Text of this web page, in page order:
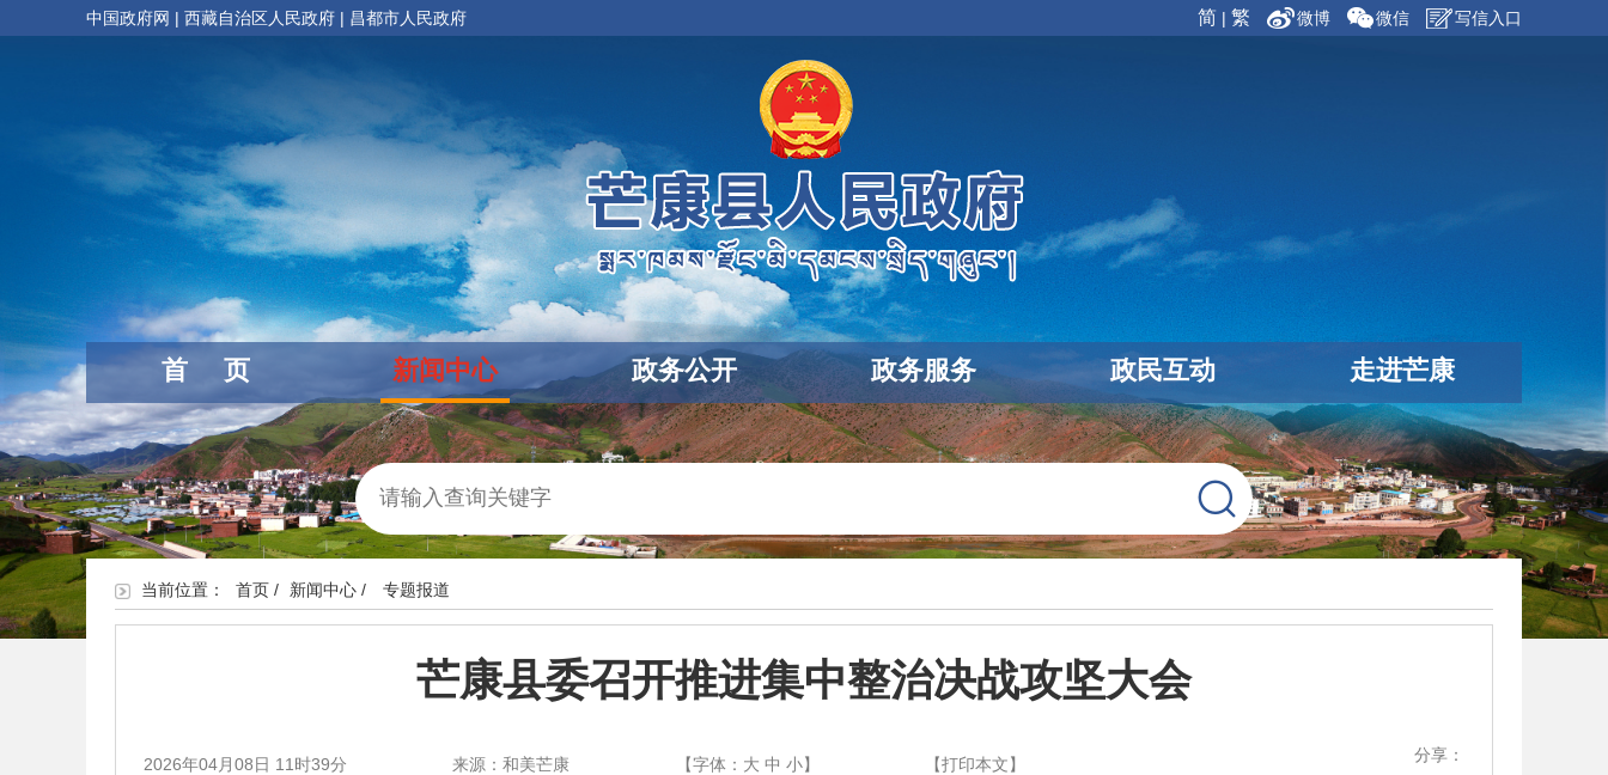
中国政府网 | 西藏自治区人民政府 | 昌都市人民政府 简 | 繁 微博 微信 写信入口
首 页 新闻中心 政务公开 政务服务 政民互动 走进芒康

当前位置： 首页 / 新闻中心 / 专题报道
芒康县委召开推进集中整治决战攻坚大会
2026年04月08日 11时39分 来源：和美芒康 【字体： 大 中 小】 【打印本文】 分享：